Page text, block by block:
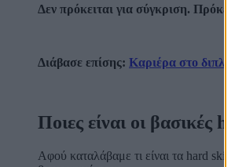
Δεν πρόκειται για σύγκριση.
Διάβασε επίσης: Καριέρα στο
Ποιες είναι οι βασικές
Αφού καταλάβαμε τι είναι τα hard